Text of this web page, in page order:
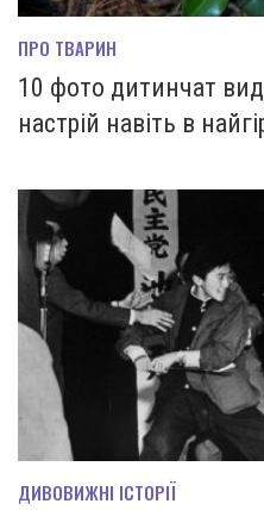
ПРО ТВАРИН
10 фото дитинчат
настрій навіть в
ДИВОВИЖНІ ІСТОРІЇ